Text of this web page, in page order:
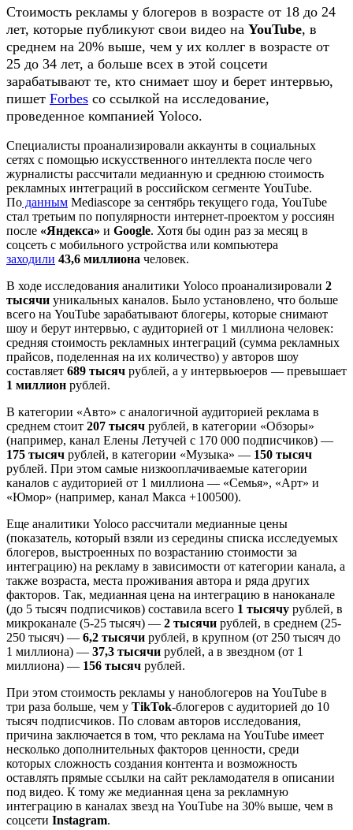
Стоимость рекламы у блогеров в возрасте от 18 до 24
лет, которые публикуют свои видео на YouTube, в
среднем на 20% выше, чем у их коллег в возрасте от
25 до 34 лет, а больше всех в этой соцсети
зарабатывают те, кто снимает шоу и берет интервью,
пишет Forbes со ссылкой на исследование,
проведенное компанией Yoloco.
Специалисты проанализировали аккаунты в социальных
сетях с помощью искусственного интеллекта после чего
журналисты рассчитали медианную и среднюю стоимость
рекламных интеграций в российском сегменте YouTube.
По данным Mediascope за сентябрь текущего года, YouTube
стал третьим по популярности интернет-проектом у россиян
после «Яндекса» и Google. Хотя бы один раз за месяц в
соцсеть с мобильного устройства или компьютера
заходили 43,6 миллиона человек.
В ходе исследования аналитики Yoloco проанализировали 2
тысячи уникальных каналов. Было установлено, что больше
всего на YouTube зарабатывают блогеры, которые снимают
шоу и берут интервью, с аудиторией от 1 миллиона человек:
средняя стоимость рекламных интеграций (сумма рекламных
прайсов, поделенная на их количество) у авторов шоу
составляет 689 тысяч рублей, а у интервьюеров — превышает
1 миллион рублей.
В категории «Авто» с аналогичной аудиторией реклама в
среднем стоит 207 тысяч рублей, в категории «Обзоры»
(например, канал Елены Летучей с 170 000 подписчиков) —
175 тысяч рублей, в категории «Музыка» — 150 тысяч
рублей. При этом самые низкооплачиваемые категории
каналов с аудиторией от 1 миллиона — «Семья», «Арт» и
«Юмор» (например, канал Макса +100500).
Еще аналитики Yoloco рассчитали медианные цены
(показатель, который взяли из середины списка исследуемых
блогеров, выстроенных по возрастанию стоимости за
интеграцию) на рекламу в зависимости от категории канала, а
также возраста, места проживания автора и ряда других
факторов. Так, медианная цена на интеграцию в наноканале
(до 5 тысяч подписчиков) составила всего 1 тысячу рублей, в
микроканале (5-25 тысяч) — 2 тысячи рублей, в среднем (25-
250 тысяч) — 6,2 тысячи рублей, в крупном (от 250 тысяч до
1 миллиона) — 37,3 тысячи рублей, а в звездном (от 1
миллиона) — 156 тысяч рублей.
При этом стоимость рекламы у наноблогеров на YouTube в
три раза больше, чем у TikTok-блогеров с аудиторией до 10
тысяч подписчиков. По словам авторов исследования,
причина заключается в том, что реклама на YouTube имеет
несколько дополнительных факторов ценности, среди
которых сложность создания контента и возможность
оставлять прямые ссылки на сайт рекламодателя в описании
под видео. К тому же медианная цена за рекламную
интеграцию в каналах звезд на YouTube на 30% выше, чем в
соцсети Instagram.